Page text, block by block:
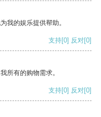
我的娱乐提供帮助。
支持[0] 反对[0]
所有的购物需求。
支持[0] 反对[0]